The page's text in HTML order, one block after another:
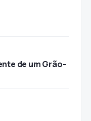
de um Grão-